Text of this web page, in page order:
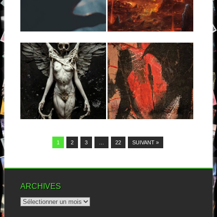
trucs typés heavy metal,...
d’Atlanta et mélangent dans
leur alambic...
23.07.25
DEATH RATTLE :
THE MORAL
CHOKEHOLD
Même si tu ne le connaissais
pas avant, il suffit d’une...
02.06.25
AGE OF
APOCALYPSE: IN
OBLIVION
Si le groupe a été repéré par
le biais de son...
1 2 3 22 SUIVANT »
ARCHIVES